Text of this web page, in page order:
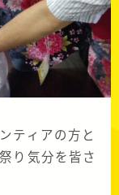
ティアの方と
り気分を皆さ